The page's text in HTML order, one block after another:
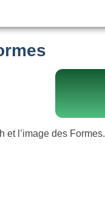
et l’image des Formes.